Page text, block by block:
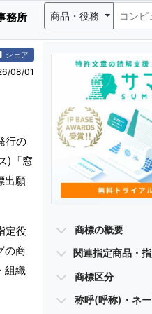
務所 商品・役務
シェア
08/01
行の
)「窓
出願
定役
の商
組織
商標の概要
関連指定商品・
商標区分
称呼(呼称)・ネ